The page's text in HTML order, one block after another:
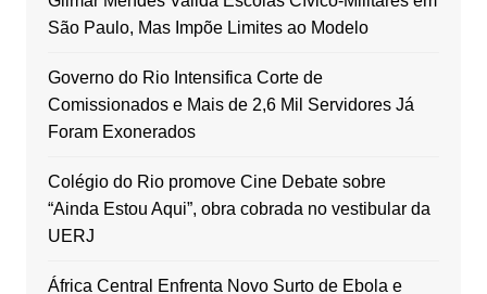
São Paulo, Mas Impõe Limites ao Modelo
Governo do Rio Intensifica Corte de
Comissionados e Mais de 2,6 Mil Servidores Já
Foram Exonerados
Colégio do Rio promove Cine Debate sobre
“Ainda Estou Aqui”, obra cobrada no vestibular da
UERJ
África Central Enfrenta Novo Surto de Ebola e